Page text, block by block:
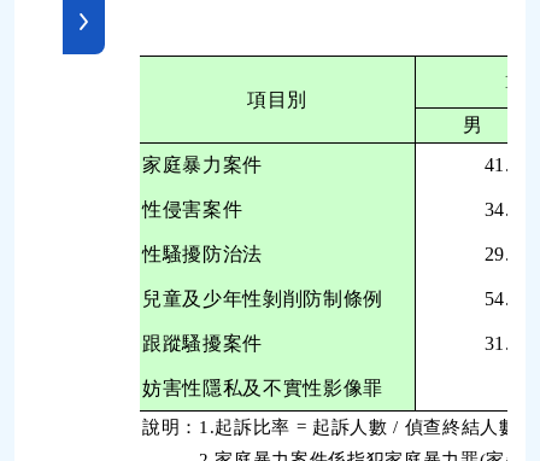
項目別
111
男
家庭暴力案件
41.8
性侵害案件 34.3
性騷擾防治法 29.4
兒童及少年性剝削防制條例 54.0
跟蹤騷擾案件 31.5
妨害性隱私及不實性影像罪
說明：1.起訴比率 = 起訴人數 / 偵查終結人數 ×